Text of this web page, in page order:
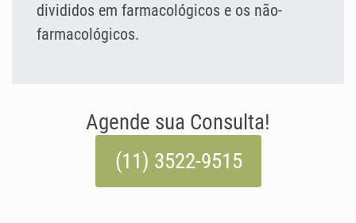
divididos em farmacológicos e os não-
farmacológicos.
Agende sua Consulta!
(11) 3522-9515